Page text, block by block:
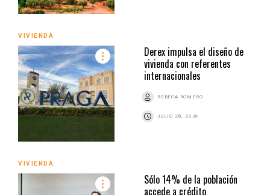
VIVIENDA
Derex impulsa el diseño de
vivienda con referentes
internacionales
REBECA ROMERO
JULIO 28, 2026
VIVIENDA
Sólo 14% de la población
accede a crédito